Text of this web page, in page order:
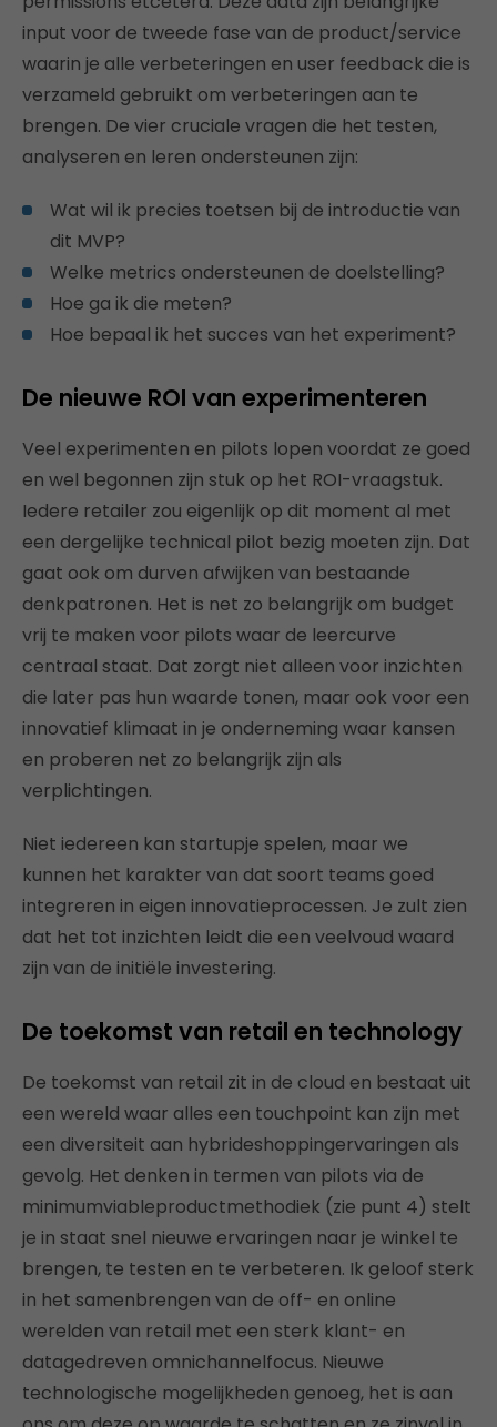
input voor de tweede fase van de product/service
waarin je alle verbeteringen en user feedback die is
verzameld gebruikt om verbeteringen aan te
brengen. De vier cruciale vragen die het testen,
analyseren en leren ondersteunen zijn:
Wat wil ik precies toetsen bij de introductie van
dit MVP?
Welke metrics ondersteunen de doelstelling?
Hoe ga ik die meten?
Hoe bepaal ik het succes van het experiment?
De nieuwe ROI van experimenteren
Veel experimenten en pilots lopen voordat ze goed
en wel begonnen zijn stuk op het ROI-vraagstuk.
Iedere retailer zou eigenlijk op dit moment al met
een dergelijke technical pilot bezig moeten zijn. Dat
gaat ook om durven afwijken van bestaande
denkpatronen. Het is net zo belangrijk om budget
vrij te maken voor pilots waar de leercurve
centraal staat. Dat zorgt niet alleen voor inzichten
die later pas hun waarde tonen, maar ook voor een
innovatief klimaat in je onderneming waar kansen
en proberen net zo belangrijk zijn als
verplichtingen.
Niet iedereen kan startupje spelen, maar we
kunnen het karakter van dat soort teams goed
integreren in eigen innovatieprocessen. Je zult zien
dat het tot inzichten leidt die een veelvoud waard
zijn van de initiële investering.
De toekomst van retail en technology
De toekomst van retail zit in de cloud en bestaat uit
een wereld waar alles een touchpoint kan zijn met
een diversiteit aan hybrideshoppingervaringen als
gevolg. Het denken in termen van pilots via de
minimumviableproductmethodiek (zie punt 4) stelt
je in staat snel nieuwe ervaringen naar je winkel te
brengen, te testen en te verbeteren. Ik geloof sterk
in het samenbrengen van de off- en online
werelden van retail met een sterk klant- en
datagedreven omnichannelfocus. Nieuwe
technologische mogelijkheden genoeg, het is aan